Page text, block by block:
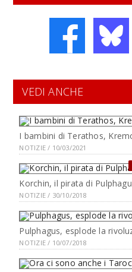
VEDI ANCHE
I bambini di Terathos,
NOTIZIE / 10/03/2021
Korchin, il pirata di
NOTIZIE / 30/10/2018
Pulphagus, esplode la
NOTIZIE / 10/07/2018